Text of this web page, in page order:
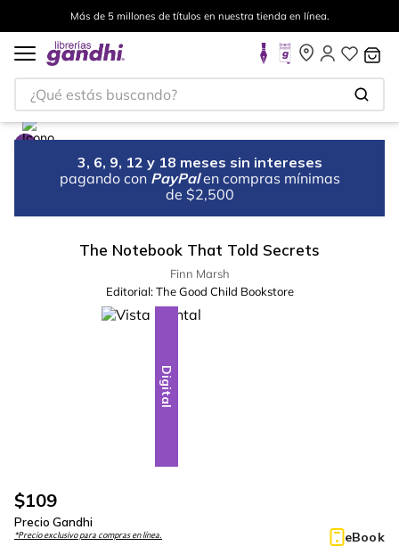
Más de 5 millones de títulos en nuestra tienda en línea.
¿Qué estás buscando?
3, 6, 9, 12 y 18 meses sin intereses
pagando con PayPal en compras mínimas
de $2,500
The Notebook That Told Secrets
Finn Marsh
Editorial: The Good Child Bookstore
Digital
$109
Precio Gandhi
*Precio exclusivo para compras en línea. eBook